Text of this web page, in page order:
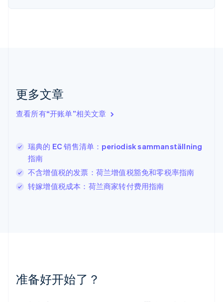
更多文章
查看所有“开账单”相关文章
瑞典的 EC 销售清单：periodisk sammanställning
指南
不含增值税的发票：荷兰增值税豁免和零税率指南
转嫁增值税成本：荷兰商家转付费用指南
准备好开始了？
芬兰
克罗地亚
EnglishItaliano
拉脱维亚
English
列支敦士登
Deutsch
卢森堡
FrançaisDeutsch English
罗马尼亚
墨西哥
EspañolEnglish